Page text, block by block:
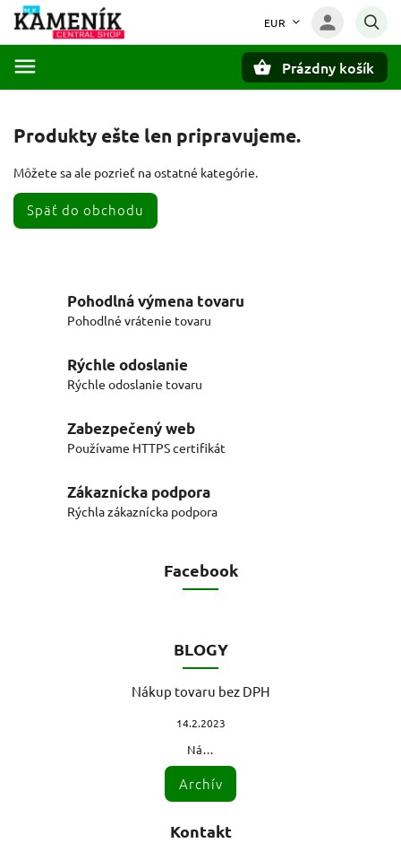
EUR
Prázdny košík
Produkty ešte len pripravujeme.
Môžete sa ale pozrieť na ostatné kategórie.
Späť do obchodu
Pohodlná výmena tovaru
Pohodlné vrátenie tovaru
Rýchle odoslanie
Rýchle odoslanie tovaru
Zabezpečený web
Používame HTTPS certifikát
Zákaznícka podpora
Rýchla zákaznícka podpora
Facebook
BLOGY
Nákup tovaru bez DPH
14.2.2023
Ná...
Archív
Kontakt